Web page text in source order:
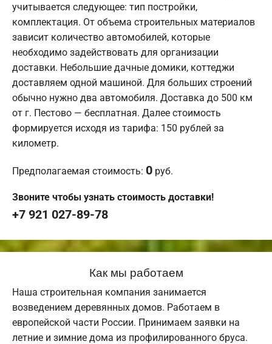
учитывается следующее: тип постройки,
комплектация. От объема строительных материалов
зависит количество автомобилей, которые
необходимо задействовать для организации
доставки. Небольшие дачные домики, коттеджи
доставляем одной машиной. Для больших строений
обычно нужно два автомобиля. Доставка до 500 км
от г. Пестово — бесплатная. Далее стоимость
формируется исходя из тарифа: 150 рублей за
километр.
Предполагаемая стоимость: 0 руб.
Звоните чтобы узнать стоимость доставки!
+7 921 027-89-78
Как мы работаем
Наша строительная компания занимается
возведением деревянных домов. Работаем в
европейской части России. Принимаем заявки на
летние и зимние дома из профилированного бруса.